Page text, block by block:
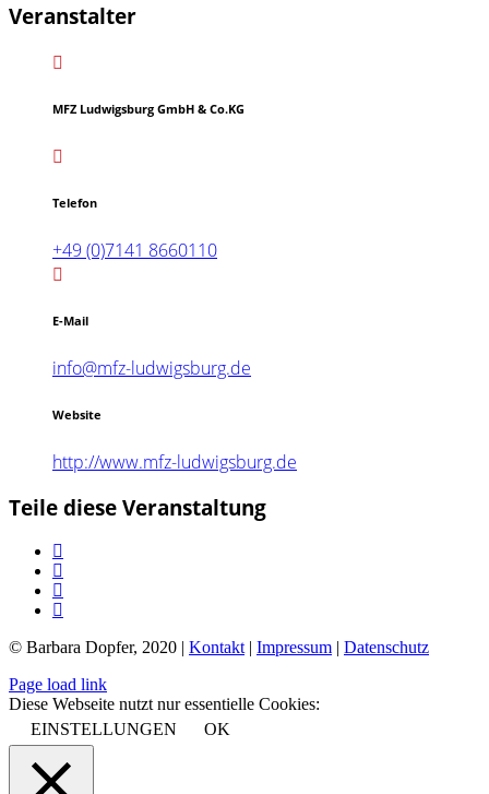
Veranstalter
MFZ Ludwigsburg GmbH & Co.KG
Telefon
+49 (0)7141 8660110
E-Mail
info@mfz-ludwigsburg.de
Website
http://www.mfz-ludwigsburg.de
Teile diese Veranstaltung
© Barbara Dopfer, 2020 | Kontakt | Impressum | Datenschutz
Page load link
Diese Webseite nutzt nur essentielle Cookies:
EINSTELLUNGEN
OK